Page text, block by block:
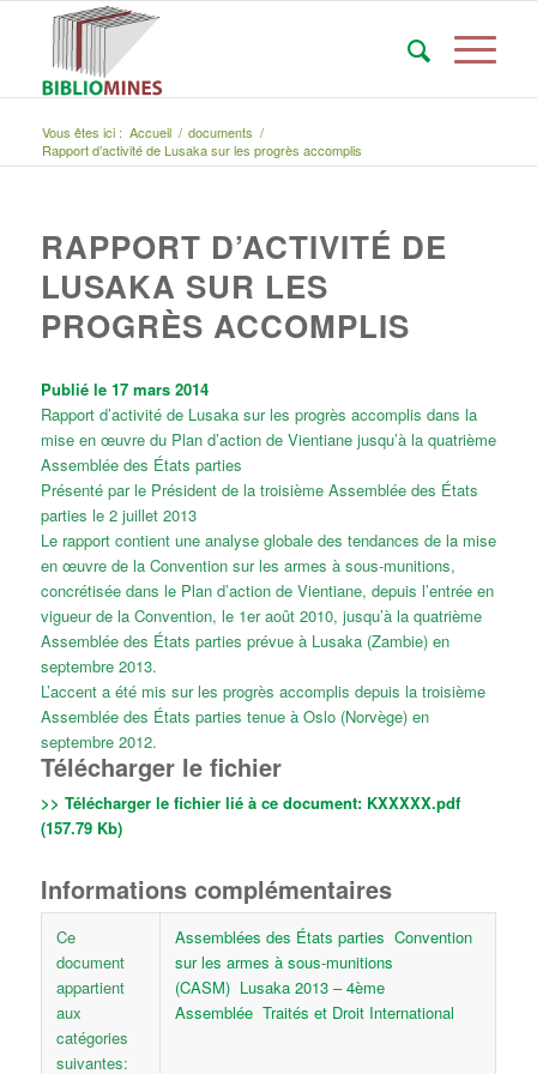
Vous êtes ici : Accueil / documents /
Rapport d’activité de Lusaka sur les progrès accomplis
RAPPORT D’ACTIVITÉ DE
LUSAKA SUR LES
PROGRÈS ACCOMPLIS
Publié le 17 mars 2014
Rapport d’activité de Lusaka sur les progrès accomplis dans la
mise en œuvre du Plan d’action de Vientiane jusqu’à la quatrième
Assemblée des États parties
Présenté par le Président de la troisième Assemblée des États
parties le 2 juillet 2013
Le rapport contient une analyse globale des tendances de la mise
en œuvre de la Convention sur les armes à sous-munitions,
concrétisée dans le Plan d’action de Vientiane, depuis l’entrée en
vigueur de la Convention, le 1er août 2010, jusqu’à la quatrième
Assemblée des États parties prévue à Lusaka (Zambie) en
septembre 2013.
L’accent a été mis sur les progrès accomplis depuis la troisième
Assemblée des États parties tenue à Oslo (Norvège) en
septembre 2012.
Télécharger le fichier
>> Télécharger le fichier lié à ce document: KXXXXX.pdf
(157.79 Kb)
Informations complémentaires
Ce
document
appartient
aux
catégories
suivantes:
Assemblées des États parties Convention
sur les armes à sous-munitions
(CASM) Lusaka 2013 – 4ème
Assemblée Traités et Droit International